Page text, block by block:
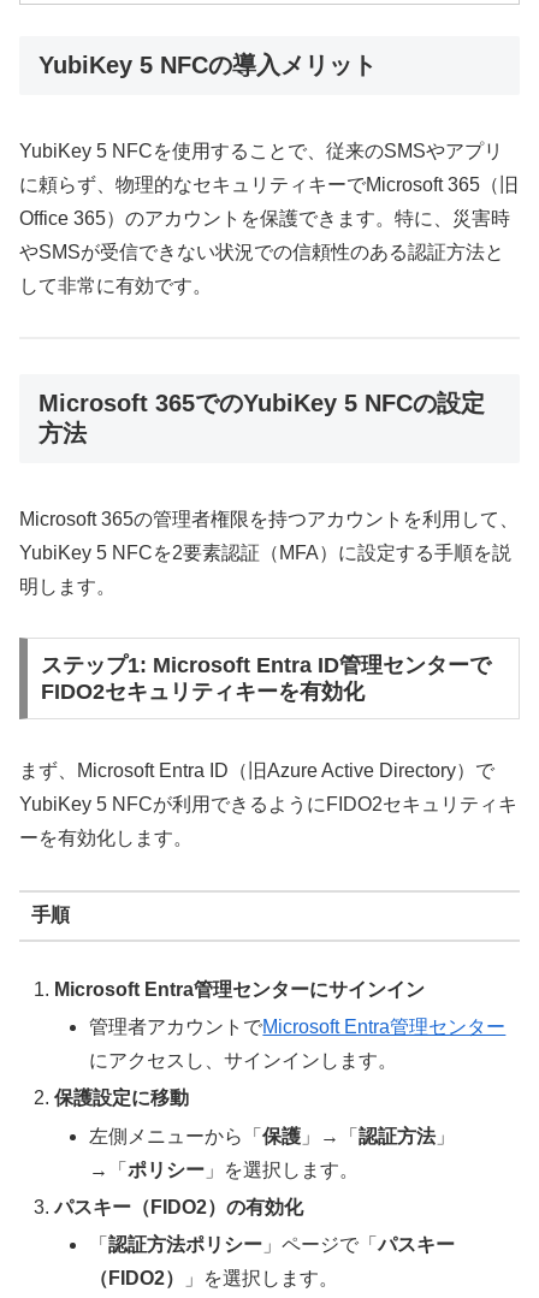
YubiKey 5 NFCの導入メリット
YubiKey 5 NFCを使用することで、従来のSMSやアプリ
に頼らず、物理的なセキュリティキーでMicrosoft 365（旧
Office 365）のアカウントを保護できます。特に、災害時
やSMSが受信できない状況での信頼性のある認証方法と
して非常に有効です。
Microsoft 365でのYubiKey 5 NFCの設定
方法
Microsoft 365の管理者権限を持つアカウントを利用して、
YubiKey 5 NFCを2要素認証（MFA）に設定する手順を説
明します。
ステップ1: Microsoft Entra ID管理センターで
FIDO2セキュリティキーを有効化
まず、Microsoft Entra ID（旧Azure Active Directory）で
YubiKey 5 NFCが利用できるようにFIDO2セキュリティキ
ーを有効化します。
手順
Microsoft Entra管理センターにサインイン
管理者アカウントでMicrosoft Entra管理センター
にアクセスし、サインインします。
保護設定に移動
左側メニューから「保護 」→「認証方法」
→「ポリシー 」を選択します。
パスキー（FIDO2）の有効化
「認証方法ポリシー 」ページで「パスキー
（FIDO2）
」を選択します。